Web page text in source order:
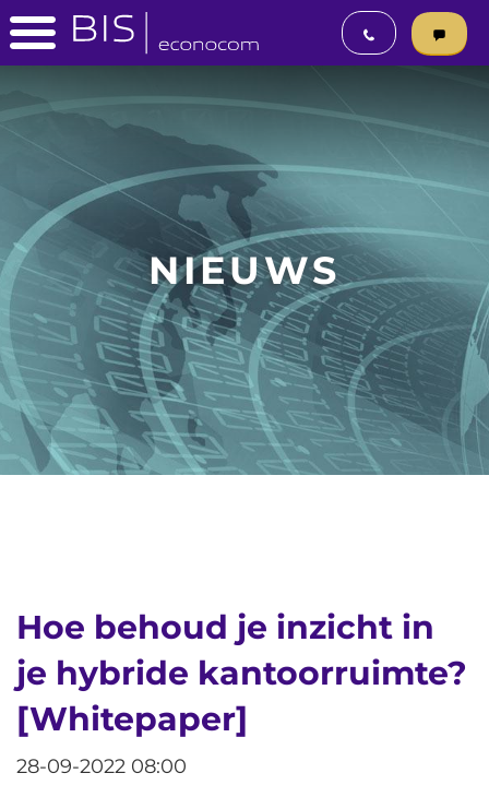
NIEUWS
Hoe behoud je inzicht in
je hybride kantoorruimte?
[Whitepaper]
28-09-2022 08:00